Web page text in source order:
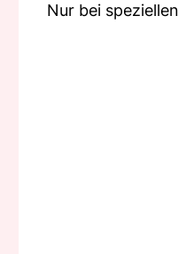
Nur bei